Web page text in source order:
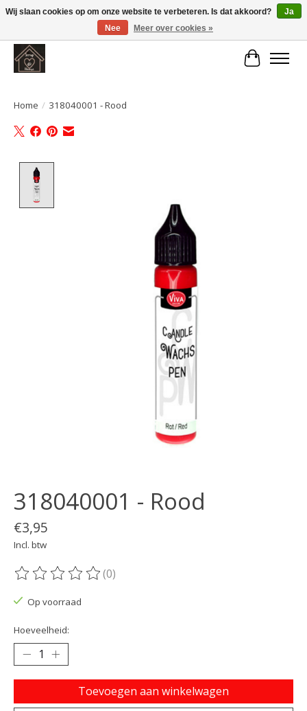
Large selection of products and fast shipping!
Home / 318040001 - Rood
318040001 - Rood
€3,95
Incl. btw
De beoordeling van dit product is
(0)
Op voorraad
Hoeveelheid:
Toevoegen aan winkelwagen
Wij slaan cookies op om onze website te verbeteren. Is dat akkoord?
Ja
Nee
Meer over cookies »